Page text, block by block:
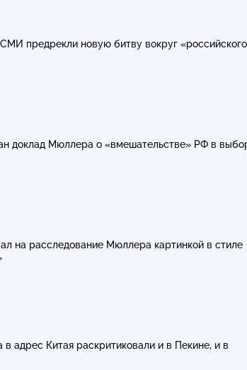
предрекли новую битву вокруг
доклад Мюллера о «вмешательстве» РФ в
на расследование Мюллера картинкой в стиле
адрес Китая раскритиковали и в Пекине, и в